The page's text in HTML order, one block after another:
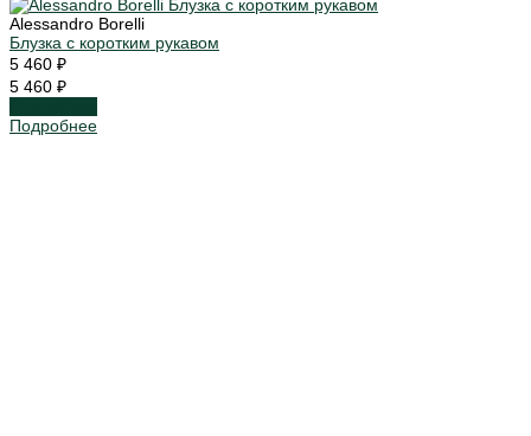
Alessandro Borelli
Блузка с коротким рукавом
5 460 ₽
5 460 ₽
Подробнее